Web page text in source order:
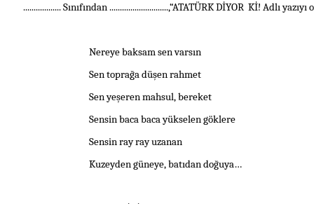
.................. Sınıfından ............................,“ATATÜRK DİYOR Kİ! Adlı yazıyı
Nereye baksam sen varsın
Sen toprağa düşen rahmet
Sen yeşeren mahsul, bereket
Sensin baca baca yükselen göklere
Sensin ray ray uzanan
Kuzeyden güneye, batıdan doğuya…